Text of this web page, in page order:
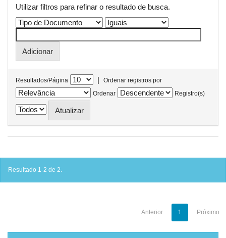
Utilizar filtros para refinar o resultado de busca.
Resultados/Página |
Ordenar registros por
Ordenar
Registro(s)
Resultado 1-2 de 2.
Anterior 1 Próximo